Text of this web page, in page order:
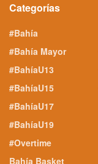
Categorías
#Bahía
#Bahía Mayor
#BahíaU13
#BahíaU15
#BahíaU17
#BahíaU19
#Overtime
Bahía Basket